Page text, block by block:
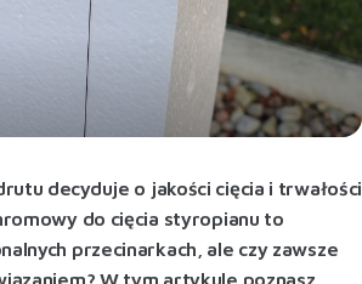
decyduje o jakości cięcia i trwałości
do cięcia styropianu to
przecinarkach, ale czy zawsze
W tym artykule poznasz